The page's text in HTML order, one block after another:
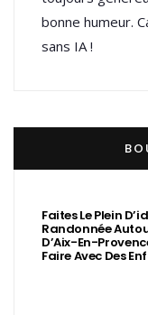
bonne humeur.
sans IA !
Faites Le Plein
Randonnée
D’Aix-En-
Faire Avec Des